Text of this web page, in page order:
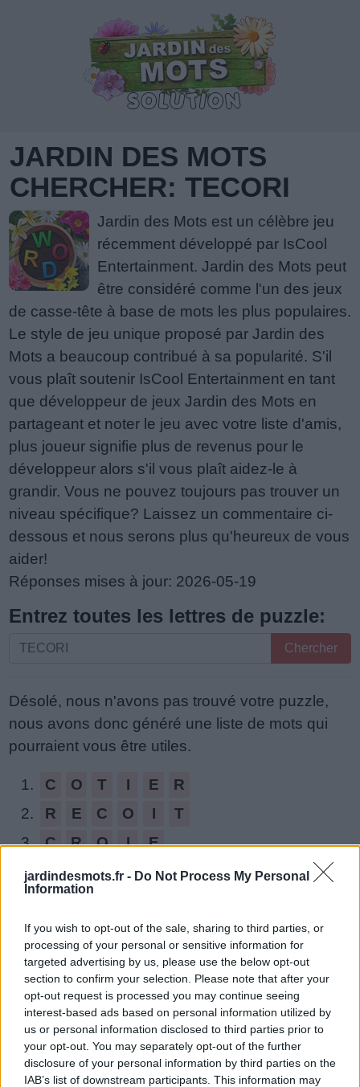
jardindesmots.fr - Do Not Process My Personal
Information
If you wish to opt-out of the sale, sharing to third parties, or
processing of your personal or sensitive information for
targeted advertising by us, please use the below opt-out
section to confirm your selection. Please note that after your
opt-out request is processed you may continue seeing
interest-based ads based on personal information utilized by
us or personal information disclosed to third parties prior to
your opt-out. You may separately opt-out of the further
disclosure of your personal information by third parties on the
IAB’s list of downstream participants. This information may
JARDIN DES MOTS
CHERCHER: TECORI
Jardin des Mots est un célèbre jeu
récemment développé par IsCool
Entertainment. Jardin des Mots peut
être considéré comme l'un des jeux
de casse-tête à base de mots les plus populaires.
Le style de jeu unique proposé par Jardin des
Mots a beaucoup contribué à sa popularité. S'il
vous plaît soutenir IsCool Entertainment en tant
que développeur de jeux Jardin des Mots en
partageant et noter le jeu avec votre liste d'amis,
plus joueur signifie plus de revenus pour le
développeur alors s'il vous plaît aidez-le à
grandir. Vous ne pouvez toujours pas trouver un
niveau spécifique? Laissez un commentaire ci-
dessous et nous serons plus qu'heureux de vous
aider!
Réponses mises à jour: 2026-05-19
Entrez toutes les lettres de puzzle:
Entrez
lettres
de
puzzle:
Chercher
Désolé, nous n'avons pas trouvé votre puzzle,
nous avons donc généré une liste de mots qui
pourraient vous être utiles.
1. C O T I E
R
2.
R E C O I
T
3. C R O I
E
4. C I T E
R
6. R E C I
T
7. R E C T
O
8. C O T E
R
9. C O T R
E
10. C R O I
T
11. R O
E